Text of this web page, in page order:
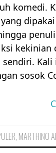
komedi.
kekinian
sosok
, MARTHINO